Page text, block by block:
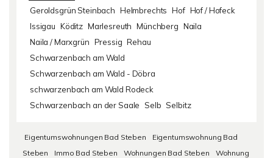
Geroldsgrün Steinbach Helmbrechts Hof Hof / Hofeck
Issigau Köditz Marlesreuth Münchberg Naila
Naila / Marxgrün Pressig Rehau
Schwarzenbach am Wald
Schwarzenbach am Wald - Döbra
schwarzenbach am Wald Rodeck
Schwarzenbach an der Saale Selb Selbitz
Eigentumswohnungen Bad Steben
Eigentumswohnung Bad
Steben
Immo Bad Steben Wohnungen Bad Steben
Wohnung